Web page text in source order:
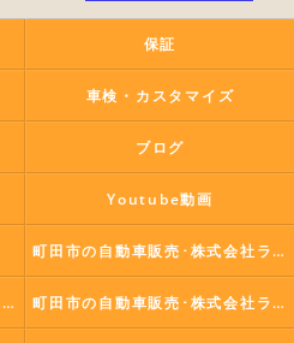
保証
車検・カスタマイズ
ブログ
Youtube動画
町田市の自動車販売･株式会社ラポールコーポレーションの口コミ情報
町田市の自動車販売･株式会社ラポールコーポレーションの評判 町田市の自動車販売･株式会社ラポールコーポレーションのお客様の声